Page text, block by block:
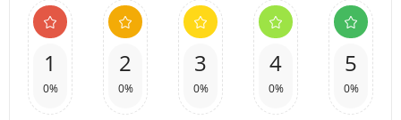
1
0%
2
0%
3
0%
4
0%
5
0%